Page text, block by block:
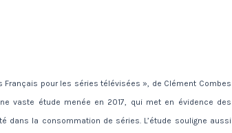
pour les séries télévisées », de Clément Combes
vaste étude menée en 2017, qui met en évidence des
dans la consommation de séries. L’étude souligne aussi